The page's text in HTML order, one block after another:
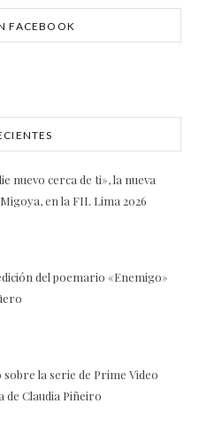
FACEBOOK
nuevo cerca de ti», la nueva
en la FIL Lima 2026
del poemario «Enemigo»
sobre la serie de Prime Video
de Claudia Piñeiro